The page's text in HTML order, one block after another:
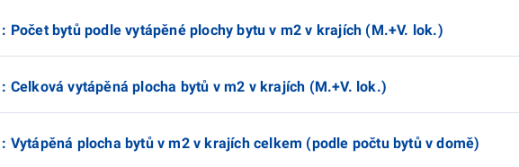
Počet bytů podle vytápěné plochy bytu v m2 v krajích (M.+V. lok.)
Celková vytápěná plocha bytů v m2 v krajích (M.+V. lok.)
Vytápěná plocha bytů v m2 v krajích celkem (podle počtu bytů v domě)